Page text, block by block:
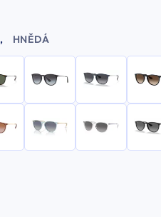
, HNĚDÁ